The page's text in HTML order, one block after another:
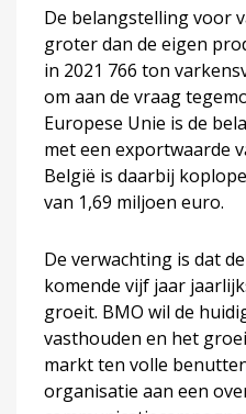
De belangstelling voor
groter dan de eigen
in 2021 766 ton
om aan de vraag
Europese Unie is de
met een exportwaarde
België is daarbij
van 1,69 miljoen euro.
De verwachting is dat
komende vijf jaar
groeit. BMO wil de
vasthouden en het
markt ten volle
organisatie aan een